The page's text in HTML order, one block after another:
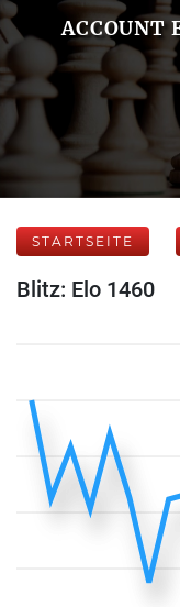
ACCOUNT
STARTSEITE
Blitz: Elo 1460